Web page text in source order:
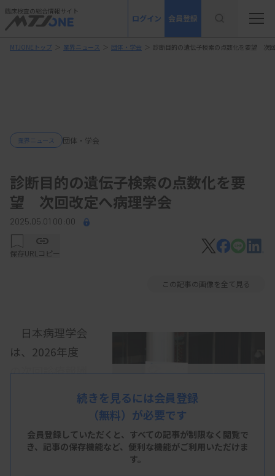
臨床検査の総合情報サイト
ログイン 会員登録
MTJONEトップ ＞ 業界ニュース ＞ 団体・学会 ＞ 診断目的の遺伝子検索の点数化を要望 次
業界ニュース 団体・学会
診断目的の遺伝子検索の点数化を要
望 次回改定へ病理学会
2025.05.01 00:00
保存URLコピー
この記事の画像を全て見る
日本病理学会
は、2026年度
の次回診療報酬
改定で、病理診
断のための遺伝
子変異検索（パ
ソロジカルシー
続きを見るには会員登録
（無料）が必要です
会員登録していただくと、すべての記事が制限なく閲覧で
き、 記事の保存機能など、便利な機能がご利用いただけま
す。